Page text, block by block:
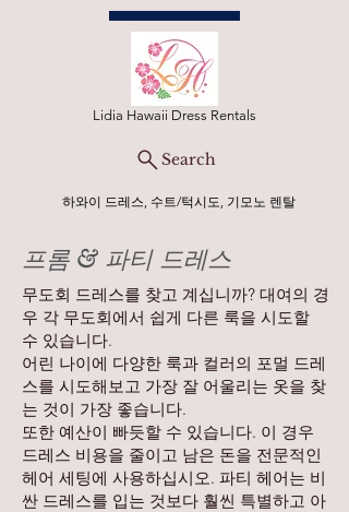
하와이 드레스, 수트/턱시도, 기모노 렌탈
Lidia Hawaii Dress Rentals
Search
프롬 & 파티 드레스
무도회 드레스를 찾고 계십니까? 대여의 경
우 각 무도회에서 쉽게 다른 룩을 시도할
수 있습니다.
어린 나이에 다양한 룩과 컬러의 포멀 드레
스를 시도해보고 가장 잘 어울리는 옷을 찾
는 것이 가장 좋습니다.
또한 예산이 빠듯할 수 있습니다. 이 경우
드레스 비용을 줄이고 남은 돈을 전문적인
헤어 세팅에 사용하십시오. 파티 헤어는 비
싼 드레스를 입는 것보다 훨씬 특별하고 아